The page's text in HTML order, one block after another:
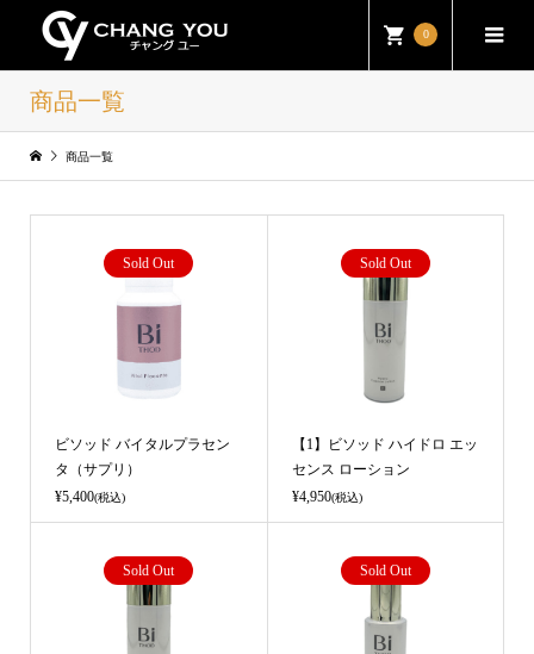
0
商品一覧
商品一覧
Sold Out
ビソッド バイタルプラセン
タ（サプリ）
¥5,400(税込)
Sold Out
【1】ビソッド ハイドロ エッ
センス ローション
¥4,950(税込)
Sold Out Sold Out